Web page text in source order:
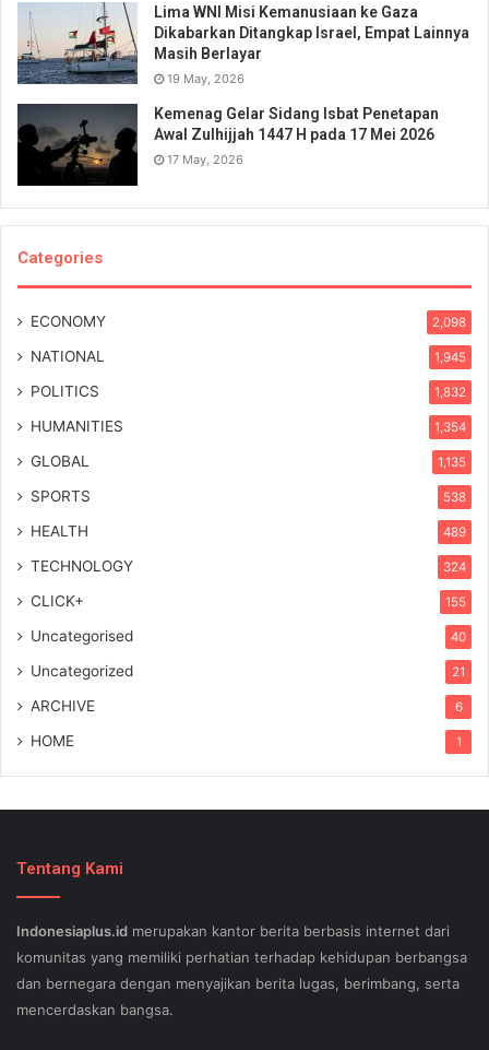
Lima WNI Misi Kemanusiaan ke Gaza
Dikabarkan Ditangkap Israel, Empat Lainnya
Masih Berlayar
19 May, 2026
Kemenag Gelar Sidang Isbat Penetapan
Awal Zulhijjah 1447 H pada 17 Mei 2026
17 May, 2026
Categories
ECONOMY 2,098
NATIONAL 1,945
POLITICS 1,832
HUMANITIES 1,354
GLOBAL 1,135
SPORTS 538
HEALTH 489
TECHNOLOGY 324
CLICK+ 155
Uncategorised 40
Uncategorized 21
ARCHIVE 6
HOME 1
Tentang Kami
Indonesiaplus.id merupakan kantor berita berbasis internet dari
komunitas yang memiliki perhatian terhadap kehidupan berbangsa
dan bernegara dengan menyajikan berita lugas, berimbang, serta
mencerdaskan bangsa.